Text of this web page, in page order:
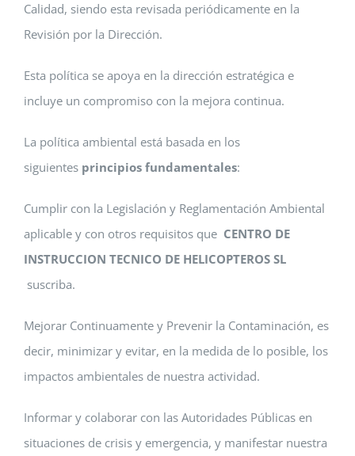
Calidad, siendo esta revisada periódicamente en la
Revisión por la Dirección.
Esta política se apoya en la dirección estratégica e
incluye un compromiso con la mejora continua.
La política ambiental está basada en los
siguientes principios fundamentales:
Cumplir con la Legislación y Reglamentación Ambiental
aplicable y con otros requisitos que CENTRO DE
INSTRUCCION TECNICO DE HELICOPTEROS SL
suscriba.
Mejorar Continuamente y Prevenir la Contaminación, es
decir, minimizar y evitar, en la medida de lo posible, los
impactos ambientales de nuestra actividad.
Informar y colaborar con las Autoridades Públicas en
situaciones de crisis y emergencia, y manifestar nuestra